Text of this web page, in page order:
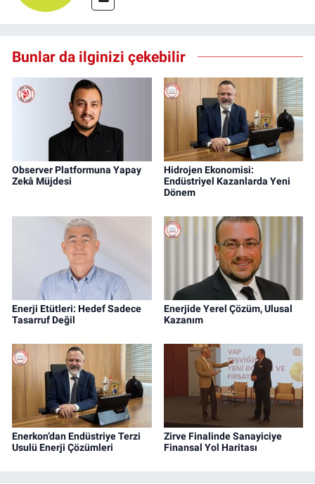
Bunlar da ilginizi çekebilir
Observer Platformuna Yapay
Zekâ Müjdesi
Hidrojen Ekonomisi:
Endüstriyel Kazanlarda Yeni
Dönem
Enerji Etütleri: Hedef Sadece
Tasarruf Değil
Enerjide Yerel Çözüm, Ulusal
Kazanım
Enerkon’dan Endüstriye Terzi
Usulü Enerji Çözümleri
Zirve Finalinde Sanayiciye
Finansal Yol Haritası